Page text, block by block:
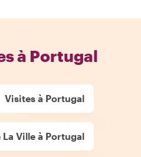
à Portugal
Visites à Portugal
Ville à Portugal